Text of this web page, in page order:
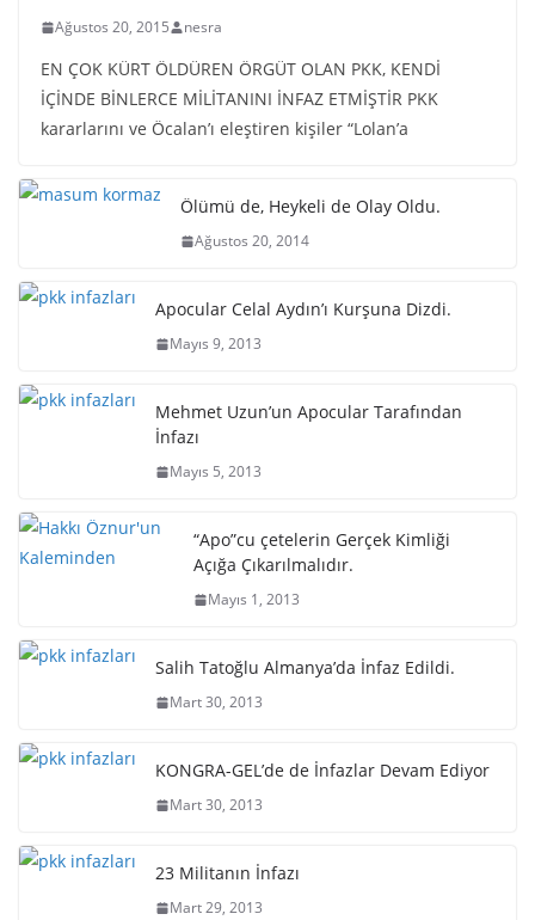
Ağustos 20, 2015 nesra
EN ÇOK KÜRT ÖLDÜREN ÖRGÜT OLAN PKK, KENDİ
İÇİNDE BİNLERCE MİLİTANINI İNFAZ ETMİŞTİR PKK
kararlarını ve Öcalan’ı eleştiren kişiler “Lolan’a
Ölümü de, Heykeli de Olay Oldu.
Ağustos 20, 2014
Apocular Celal Aydın’ı Kurşuna Dizdi.
Mayıs 9, 2013
Mehmet Uzun’un Apocular Tarafından
İnfazı
Mayıs 5, 2013
“Apo”cu çetelerin Gerçek Kimliği
Açığa Çıkarılmalıdır.
Mayıs 1, 2013
Salih Tatoğlu Almanya’da İnfaz Edildi.
Mart 30, 2013
KONGRA-GEL’de de İnfazlar Devam Ediyor
Mart 30, 2013
23 Militanın İnfazı
Mart 29, 2013